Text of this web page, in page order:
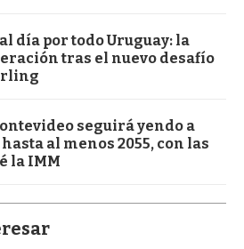
día por todo Uruguay: la
tras el nuevo desafío
seguirá yendo a
al menos 2055, con las
la IMM